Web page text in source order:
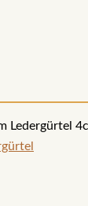
Ledergürtel